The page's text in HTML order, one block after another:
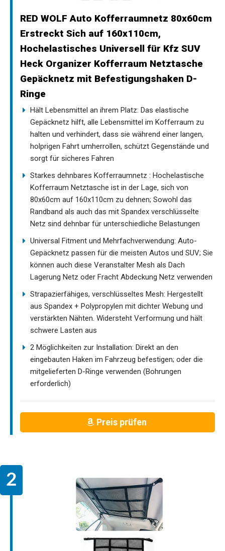
RED WOLF Auto Kofferraumnetz 80x60cm
Erstreckt Sich auf 160x110cm,
Hochelastisches Universell für Kfz SUV
Heck Organizer Kofferraum Netztasche
Gepäcknetz mit Befestigungshaken D-
Ringe
Hält Lebensmittel an ihrem Platz: Das elastische
Gepäcknetz hilft, alle Lebensmittel im Kofferraum zu
halten und verhindert, dass sie während einer langen,
holprigen Fahrt umherrollen, schützt Gegenstände und
sorgt für sicheres Fahren
Starkes dehnbares Kofferraumnetz : Hochelastische
Kofferraum Netztasche ist in der Lage, sich von
80x60cm auf 160x110cm zu dehnen; Sowohl das
Randband als auch das mit Spandex verschlüsselte
Netz sind dehnbar für unterschiedliche Belastungen
Universal Fitment und Mehrfachverwendung: Auto-
Gepäcknetz passen für die meisten Autos und SUV; Sie
können auch diese Veranstalter Mesh als Dach
Lagerung Netz oder Fracht Abdeckung Netz verwenden
Strapazierfähiges, verschlüsseltes Mesh: Hergestellt
aus Spandex + Polypropylen mit dichter Webung und
verstärkten Nähten. Widersteht Verformung und hält
schwere Lasten aus
2 Möglichkeiten zur Installation: Direkt an den
eingebauten Haken im Fahrzeug befestigen; oder die
mitgelieferten D-Ringe verwenden (Bohrungen
erforderlich)
Preis prüfen